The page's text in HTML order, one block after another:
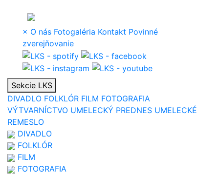
× O nás Fotogaléria Kontakt Povinné
zverejňovanie
Sekcie LKS
DIVADLO FOLKLÓR FILM FOTOGRAFIA
VÝTVARNÍCTVO UMELECKÝ PREDNES UMELECKÉ
REMESLO
DIVADLO
FOLKLÓR
FILM
FOTOGRAFIA